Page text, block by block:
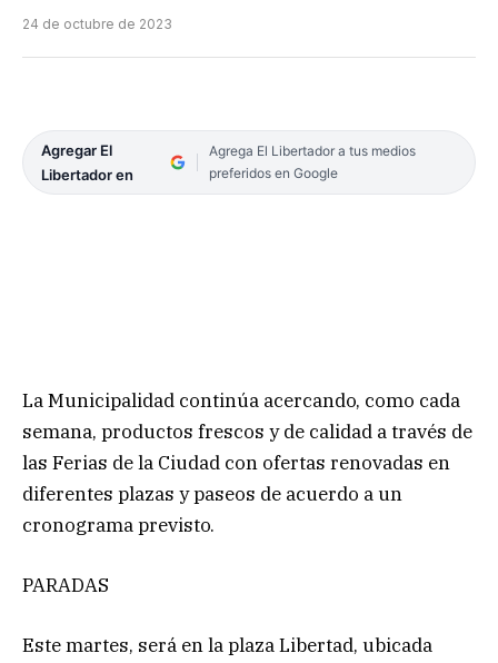
24 de octubre de 2023
Agregar El
Libertador en
Agrega El Libertador a tus medios
preferidos en Google
La Municipalidad continúa acercando, como cada
semana, productos frescos y de calidad a través de
las Ferias de la Ciudad con ofertas renovadas en
diferentes plazas y paseos de acuerdo a un
cronograma previsto.
PARADAS
Este martes, será en la plaza Libertad, ubicada